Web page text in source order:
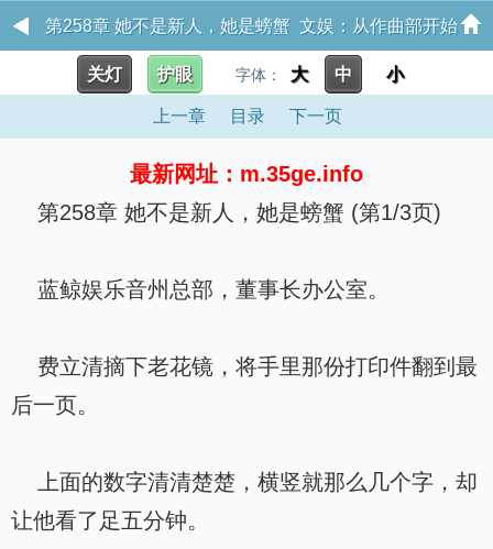
第258章 她不是新人，她是螃蟹 文娱：从作曲部开始
横扫蓝星
关灯 护眼 字体： 大 中 小
上一章 目录 下一页
最新网址：m.35ge.info
第258章 她不是新人，她是螃蟹 (第1/3页)
蓝鲸娱乐音州总部，董事长办公室。
费立清摘下老花镜，将手里那份打印件翻到最
后一页。
上面的数字清清楚楚，横竖就那么几个字，却
让他看了足五分钟。